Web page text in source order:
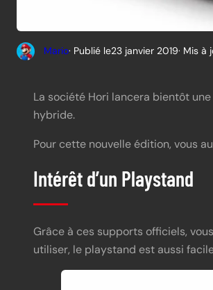
Mario· Publié le23 janvier 2019· Mis à
La société Hori lancera bientôt
hybride.
Pour cette nouvelle édition, vous
Intérêt d’un Playstand
Grâce à ces supports officiels,
utiliser, le playstand est aussi